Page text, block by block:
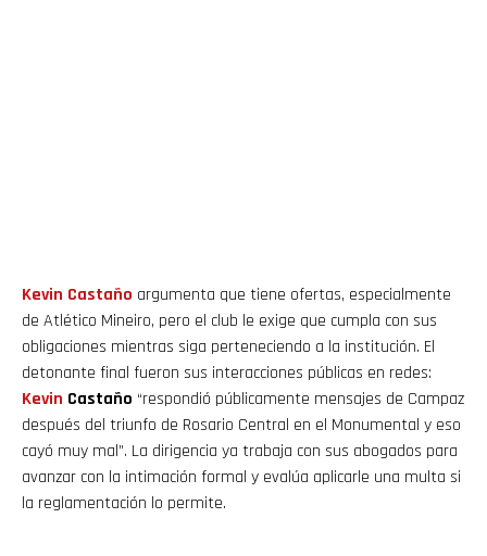
Kevin Castaño argumenta que tiene ofertas, especialmente
de Atlético Mineiro, pero el club le exige que cumpla con sus
obligaciones mientras siga perteneciendo a la institución. El
detonante final fueron sus interacciones públicas en redes:
Kevin Castaño “respondió públicamente mensajes de Campaz
después del triunfo de Rosario Central en el Monumental y eso
cayó muy mal”. La dirigencia ya trabaja con sus abogados para
avanzar con la intimación formal y evalúa aplicarle una multa si
la reglamentación lo permite.